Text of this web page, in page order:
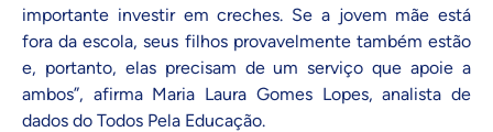
importante investir em creches. Se a jovem mãe está
fora da escola, seus filhos provavelmente também estão
e, portanto, elas precisam de um serviço que apoie a
ambos”, afirma Maria Laura Gomes Lopes, analista de
dados do Todos Pela Educação.